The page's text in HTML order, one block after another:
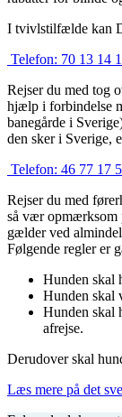
I tvivlstilfælde kan
Telefon: 70 13 14
Rejser du med tog
hjælp i forbindelse
banegårde i
den sker i Sverige,
Telefon: 46 77 17
Rejser du med
så vær opmærksom
gælder ved
Følgende regler er
Hunden skal
Hunden skal
Hunden skal
afrejse.
Derudover skal
Læs mere på det